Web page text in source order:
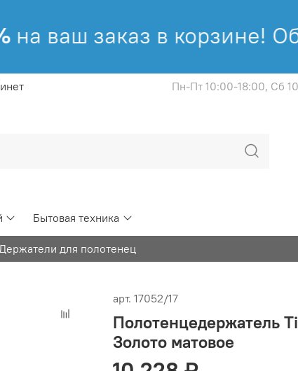
ваш заказ в корзине!
Пн-Пт 10:00-18:00, Cб
Бытовая техника
для полотенец
арт. 17052/17
Полотенцедержатель
Золото матовое